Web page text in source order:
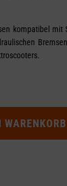
kompatibel mit
WARENKORB